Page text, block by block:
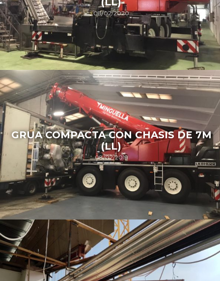
08/02/2020
GRUA COMPACTA CON CHASIS DE 7M
(LL)
08/02/2019